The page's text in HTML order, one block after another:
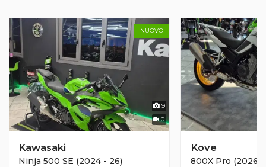
NUOVO
9
0
Kawasaki
Ninja 500 SE (2024 - 26)
Kove
800X Pro (2026)